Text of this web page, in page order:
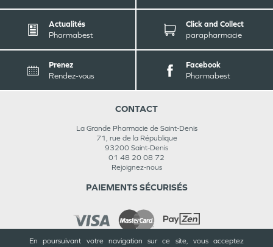
En poursuivant votre navigation sur ce site, vous acceptez
Actualités
Pharmabest
Click and Collect
parapharmacie
Prenez
Rendez-vous
Facebook
Pharmabest
CONTACT
La Grande Pharmacie de Saint-Denis
71, rue de la République
93200 Saint-Denis
01 48 20 08 72
Rejoignez-nous
PAIEMENTS SÉCURISÉS